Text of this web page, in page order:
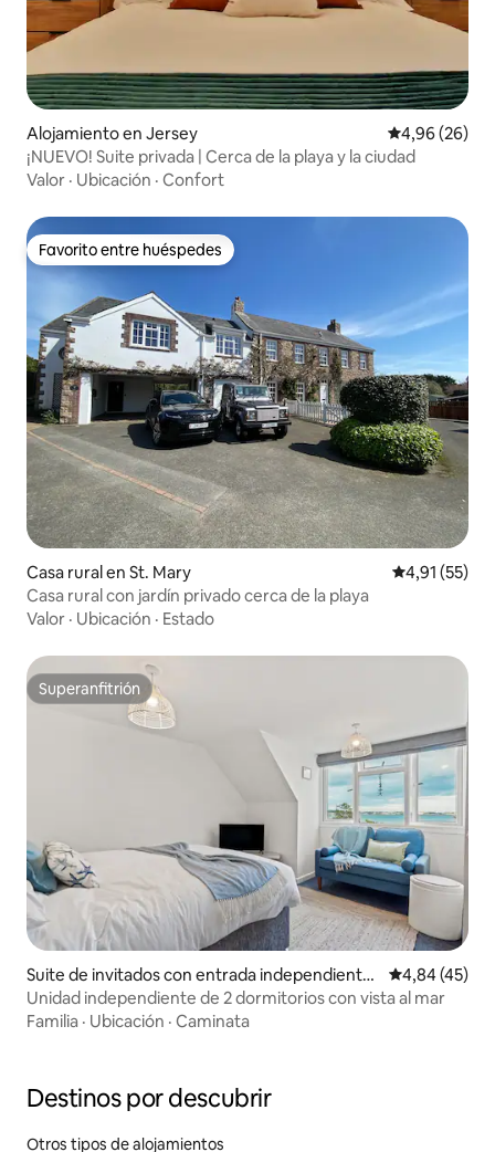
Alojamiento en Jersey Calificación
4,96 (26)
¡NUEVO! Suite privada | Cerca de la playa y la ciudad
Valor · Ubicación · Confort
Favorito entre huéspedes
Favorito entre huéspedes
Casa rural en St. Mary Calificación
4,91 (55)
Casa rural con jardín privado cerca de la playa
Valor · Ubicación · Estado
Superanfitrión
Superanfitrión
Suite de invitados con entrada independiente
en Jersey
Calificación
4,84 (45)
Unidad independiente de 2 dormitorios con vista al mar
Familia · Ubicación · Caminata
Destinos por descubrir
Otros tipos de alojamientos